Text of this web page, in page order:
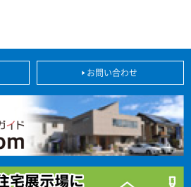
お問い合わせ